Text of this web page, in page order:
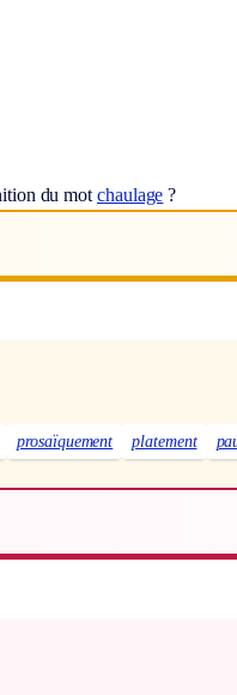
du mot chaulage ?
prosaïquement platement